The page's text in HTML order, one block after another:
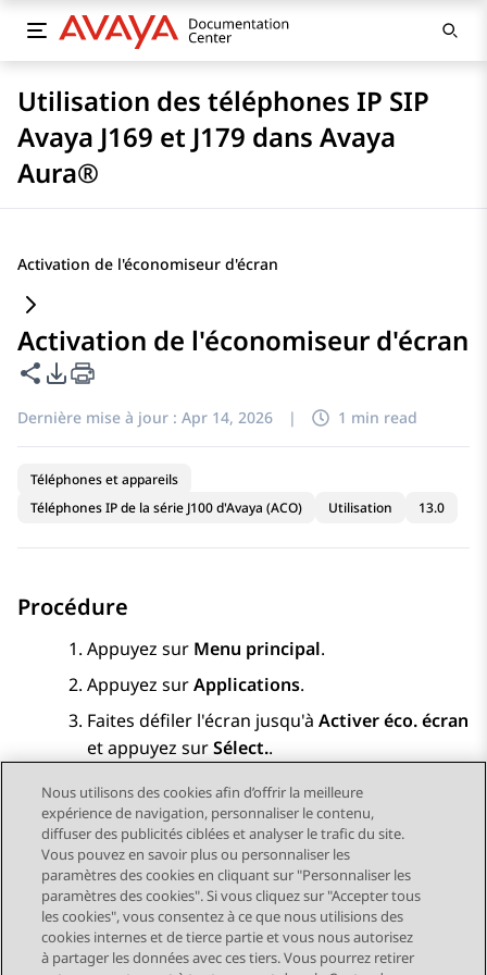
Utilisation des téléphones IP SIP
Avaya J169 et J179 dans Avaya
Aura®
Activation de l'économiseur d'écran
Activation de l'économiseur d'écran
Partager cette page
Options d'exportation PDF
Dernière mise à jour : Apr 14, 2026 | 1 min read
Téléphones et appareils
Téléphones IP de la série J100 d'Avaya (ACO)
Utilisation 13.0
Procédure
Appuyez sur Menu principal.
Appuyez surApplications.
Faites défiler l'écran jusqu'à Activer éco. écran
et appuyez surSélect..
Send Feedback
Sujet précédent Sujet suivant
Nous utilisons des cookies afin d’offrir la meilleure
expérience de navigation, personnaliser le contenu,
diffuser des publicités ciblées et analyser le trafic du site.
Vous pouvez en savoir plus ou personnaliser les
paramètres des cookies en cliquant sur "Personnaliser les
paramètres des cookies". Si vous cliquez sur "Accepter tous
les cookies", vous consentez à ce que nous utilisions des
cookies internes et de tierce partie et vous nous autorisez
à partager les données avec ces tiers. Vous pourrez retirer